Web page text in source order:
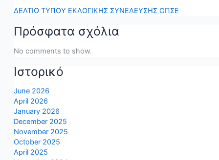
ΔΕΛΤΙΟ ΤΥΠΟΥ ΕΚΛΟΓΙΚΗΣ ΣΥΝΕΛΕΥΣΗΣ ΟΠΣΕ
Πρόσφατα σχόλια
No comments to show.
Ιστορικό
June 2026
April 2026
January 2026
December 2025
November 2025
October 2025
April 2025